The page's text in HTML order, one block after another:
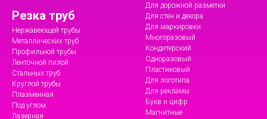
Резка труб
Нержавеющей трубы
Металлических труб
Профильной трубы
Ленточной пилой
Стальных труб
Круглой трубы
Плазменная
Под углом
Лазерная
Для дорожной разметки
Для стен и декора
Для маркировки
Многоразовый
Кондитерский
Одноразовый
Пластиковый
Для логотипа
Для рекламы
Букв и цифр
Магнитные